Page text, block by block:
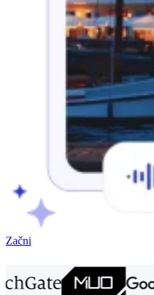
Začni